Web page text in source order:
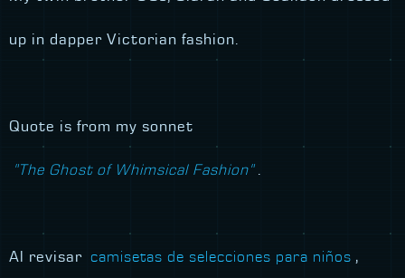
up in dapper Victorian fashion.
Quote is from my sonnet
"The Ghost of Whimsical Fashion" .
Al revisar camisetas de selecciones para niños ,